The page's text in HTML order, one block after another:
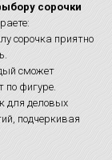
сорочки
сорочка приятно
сможет
по фигуре.
для деловых
подчеркивая